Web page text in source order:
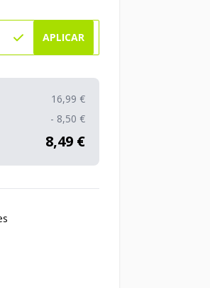
APLICAR
16,99 €
- 8,50 €
8,49 €